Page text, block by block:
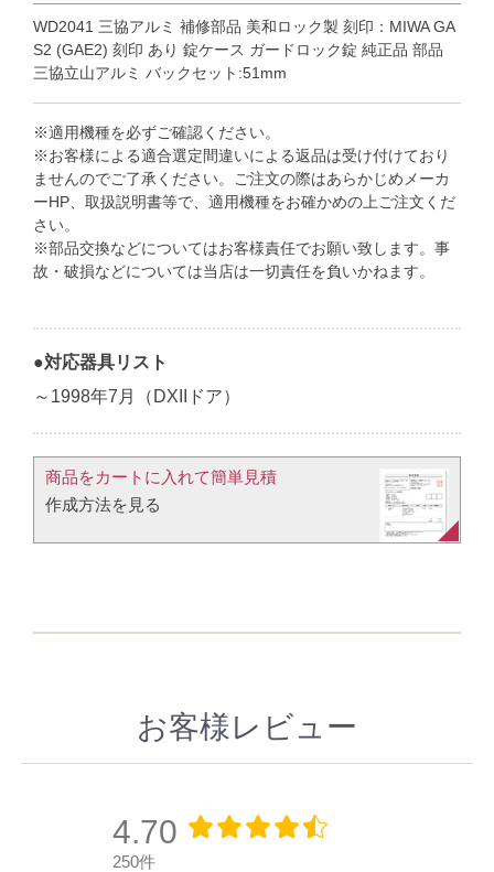
WD2041 三協アルミ 補修部品 美和ロック製 刻印：MIWA GA
S2 (GAE2) 刻印 あり 錠ケース ガードロック錠 純正品 部品
三協立山アルミ バックセット:51mm
※適用機種を必ずご確認ください。
※お客様による適合選定間違いによる返品は受け付けており
ませんのでご了承ください。ご注文の際はあらかじめメーカ
ーHP、取扱説明書等で、適用機種をお確かめの上ご注文くだ
さい。
※部品交換などについてはお客様責任でお願い致します。事
故・破損などについては当店は一切責任を負いかねます。
●対応器具リスト
～1998年7月（DXIIドア）
商品をカートに入れて簡単見積​
作成方法を見る​​
お客様レビュー
4.70
250件